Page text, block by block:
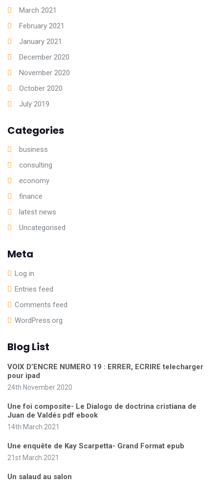
March 2021
February 2021
January 2021
December 2020
November 2020
October 2020
July 2019
Categories
business
consulting
economy
finance
latest news
Uncategorised
Meta
Log in
Entries feed
Comments feed
WordPress.org
Blog List
VOIX D’ENCRE NUMERO 19 : ERRER, ECRIRE telecharger
pour ipad
24th November 2020
Une foi composite- Le Dialogo de doctrina cristiana de
Juan de Valdés pdf ebook
14th March 2021
Une enquête de Kay Scarpetta- Grand Format epub
21st March 2021
Un salaud au salon